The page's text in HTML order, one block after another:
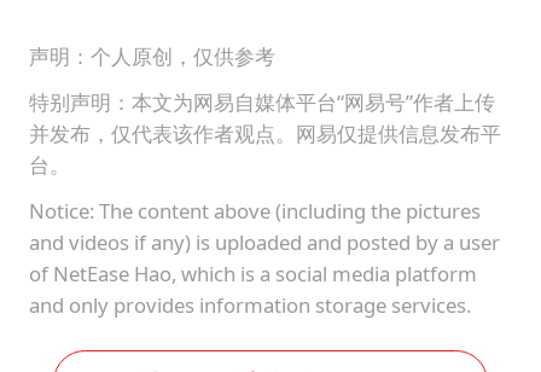
声明：个人原创，仅供参考
特别声明：本文为网易自媒体平台“网易号”作者上传
并发布，仅代表该作者观点。网易仅提供信息发布平
台。
Notice: The content above (including the pictures
and videos if any) is uploaded and posted by a user
of NetEase Hao, which is a social media platform
and only provides information storage services.